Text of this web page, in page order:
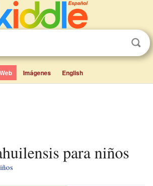
Web Imágenes English
para niños